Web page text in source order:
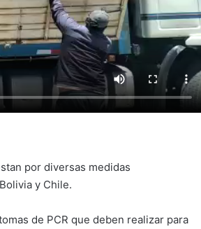
por diversas medidas
y Chile.
de PCR que deben realizar para